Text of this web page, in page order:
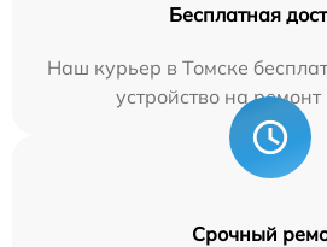
Бесплатная
Наш курьер в Томске
устройство на
Срочный